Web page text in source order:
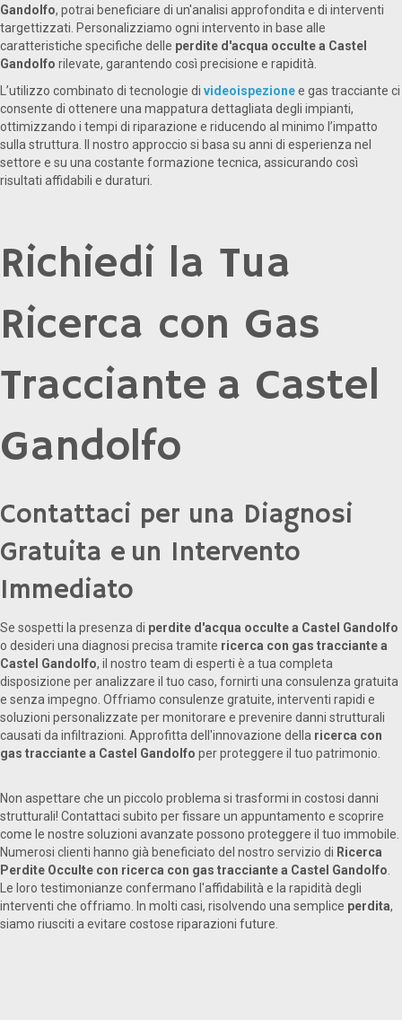
Gandolfo, potrai beneficiare di un'analisi approfondita e di interventi
targettizzati. Personalizziamo ogni intervento in base alle
caratteristiche specifiche delle perdite d'acqua occulte a Castel
Gandolfo rilevate, garantendo così precisione e rapidità.
L’utilizzo combinato di tecnologie di videoispezionee gas tracciante ci
consente di ottenere una mappatura dettagliata degli impianti,
ottimizzando i tempi di riparazione e riducendo al minimo l’impatto
sulla struttura. Il nostro approccio si basa su anni di esperienza nel
settore e su una costante formazione tecnica, assicurando così
risultati affidabili e duraturi.
Richiedi la Tua
Ricerca con Gas
Tracciante a Castel
Gandolfo
Contattaci per una Diagnosi
Gratuita e un Intervento
Immediato
Se sospetti la presenza di perdite d'acqua occulte a Castel Gandolfo
o desideri una diagnosi precisa tramite ricerca con gas tracciante a
Castel Gandolfo, il nostro team di esperti è a tua completa
disposizione per analizzare il tuo caso, fornirti una consulenza gratuita
e senza impegno. Offriamo consulenze gratuite, interventi rapidi e
soluzioni personalizzate per monitorare e prevenire danni strutturali
causati da infiltrazioni. Approfitta dell'innovazione della ricerca con
gas tracciante a Castel Gandolfo per proteggere il tuo patrimonio.
Non aspettare che un piccolo problema si trasformi in costosi danni
strutturali! Contattaci subito per fissare un appuntamento e scoprire
come le nostre soluzioni avanzate possono proteggere il tuo immobile.
Numerosi clienti hanno già beneficiato del nostro servizio di Ricerca
Perdite Occulte con ricerca con gas tracciante a Castel Gandolfo
Le loro testimonianze confermano l'affidabilità e la rapidità degli
interventi che offriamo. In molti casi, risolvendo una semplice perdita,
siamo riusciti a evitare costose riparazioni future.